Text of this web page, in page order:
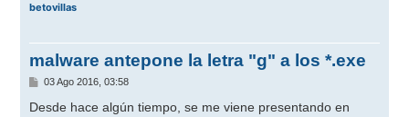
betovillas
malware antepone la letra "g" a los *.exe
M
n
03 Ago 2016, 03:58
Desde hace algún tiempo, se me viene presentando en